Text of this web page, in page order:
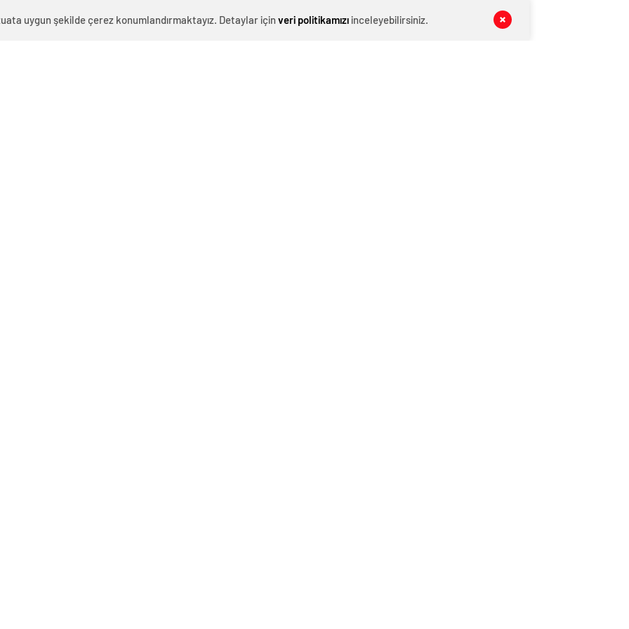
Kış Alışverişlerinde Tasarruf Etmenin
uygun şekilde çerez konumlandırmaktayız. Detaylar için veri politikamızıinceleyebilirsiniz.